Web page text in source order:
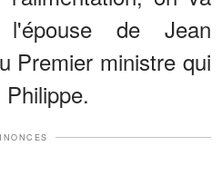
l'épouse de Jean
Premier ministre qui